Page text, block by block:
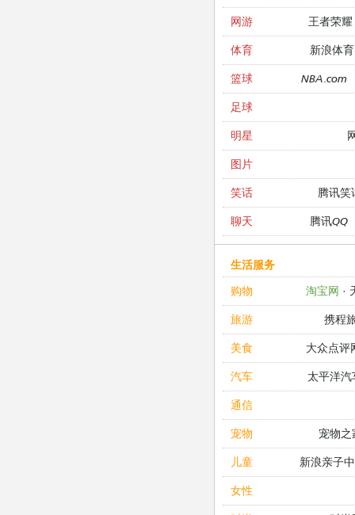
网游 王者荣耀
体育 新浪体育
篮球 NBA.com
足球
明星
图片
笑话 腾讯笑
聊天 腾讯QQ
生活服务
购物
淘宝网 ·
旅游 携程
美食 大众点评
汽车 太平洋汽
通信
宠物 宠物之
儿童 新浪亲子
女性